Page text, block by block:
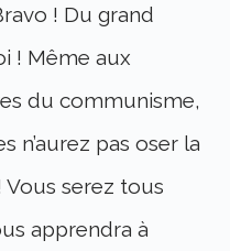
! Du grand
! Même aux
du communisme,
n’aurez pas oser la
Vous serez tous
apprendra à